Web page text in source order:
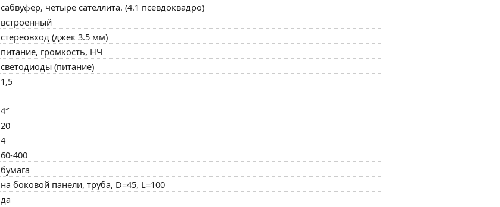
сабвуфер, четыре сателлита. (4.1 псевдоквадро)
встроенный
стереовход (джек 3.5 мм)
питание, громкость, НЧ
светодиоды (питание)
1,5
4″
20
4
60-400
бумага
на боковой панели, труба, D=45, L=100
да